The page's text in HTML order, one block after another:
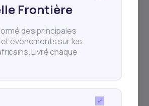
Pour les chercheurs
Frontière
des principales
événements sur les
Livré chaque